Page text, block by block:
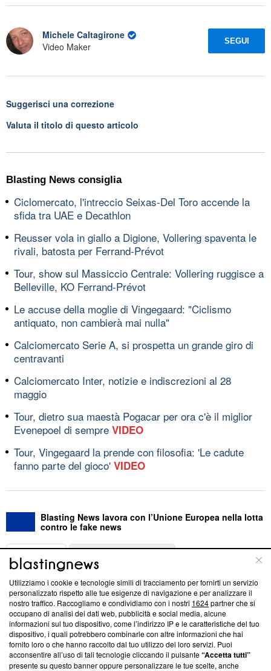
Michele Caltagirone
Video Maker
SEGUI
Suggerisci una correzione
Valuta il titolo di questo articolo
Blasting News consiglia
Ciclomercato, l'intreccio Seixas-Del Toro accende la
sfida tra UAE e Decathlon
Reusser vola in giallo a Digione, Vollering spaventa le
rivali, batosta per Ferrand-Prévot
Tour, show sul Massiccio Centrale: Vollering ruggisce a
Belleville, KO Ferrand-Prévot
Le accuse della moglie di Vingegaard: "Ciclismo
antiquato, non cambierà mai nulla"
Calciomercato Serie A, si prospetta un grande giro di
centravanti
Calciomercato Inter, notizie e indiscrezioni al 28
maggio
Tour, dietro sua maestà Pogacar per ora c'è il miglior
Evenepoel di sempre VIDEO
Tour, Vingegaard la prende con filosofia: 'Le cadute
fanno parte del gioco' VIDEO
Blasting News lavora con l’Unione Europea nella lotta
contro le fake news
ABOUT
Questa sezione offre informazioni trasparenti su Blasting
News, sui nostri processi editoriali e su come ci impegniamo a
creare news di qualità. Inoltre, afferma la nostra aderenza a
‘Trust Project - News with Integrity’Blasting News non è
ancora membro del programma, ma ha richiesto di farne
parte; Trust Project non ha ancora effettuato una verifica di
conformità agli standard.
Utilizziamo i cookie e tecnologie simili di tracciamento per fornirti un servizio
personalizzato rispetto alle tue esigenze di navigazione e per analizzare il
nostro traffico. Raccogliamo e condividiamo con i nostri 1624partner che si
occupano di analisi dei dati web, pubblicità e social media, alcune
informazioni sul tuo dispositivo, come l’indirizzo IP e le caratteristiche del tuo
dispositivo, i quali potrebbero combinarle con altre informazioni che hai
fornito loro o che hanno raccolto dal tuo utilizzo dei loro servizi. Puoi
acconsentire all’uso di tali tecnologie cliccando il pulsante“Accetta tutti”
presente su questo banner oppure personalizzare le tue scelte, anche